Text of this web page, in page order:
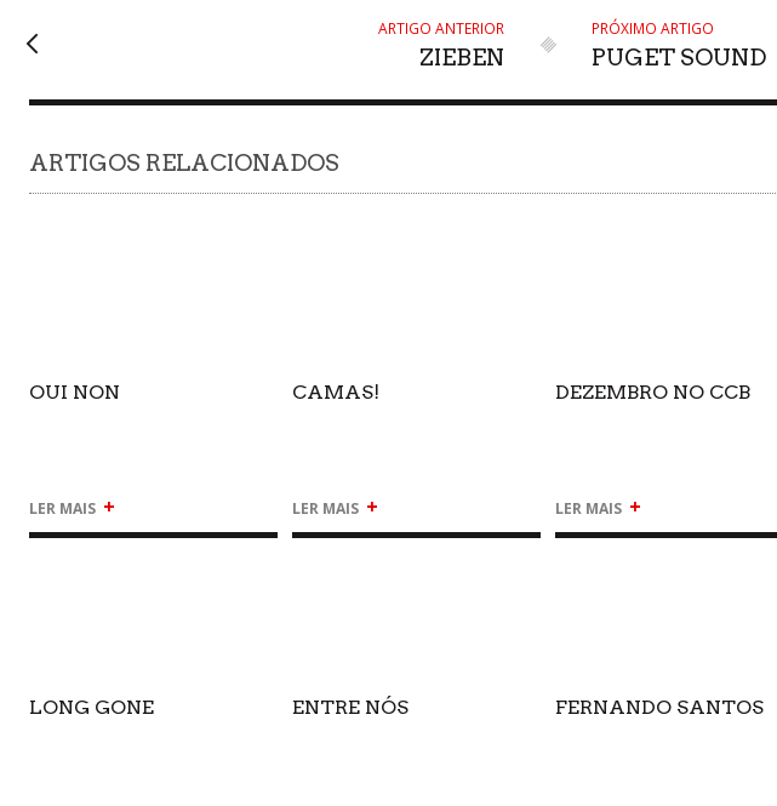
ARTIGO ANTERIOR
ZIEBEN
PRÓXIMO ARTIGO
PUGET SOUND
ARTIGOS RELACIONADOS
OUI NON
LER MAIS +
CAMAS!
LER MAIS +
DEZEMBRO NO CCB
LER MAIS +
LONG GONE ENTRE NÓS FERNANDO SANTOS